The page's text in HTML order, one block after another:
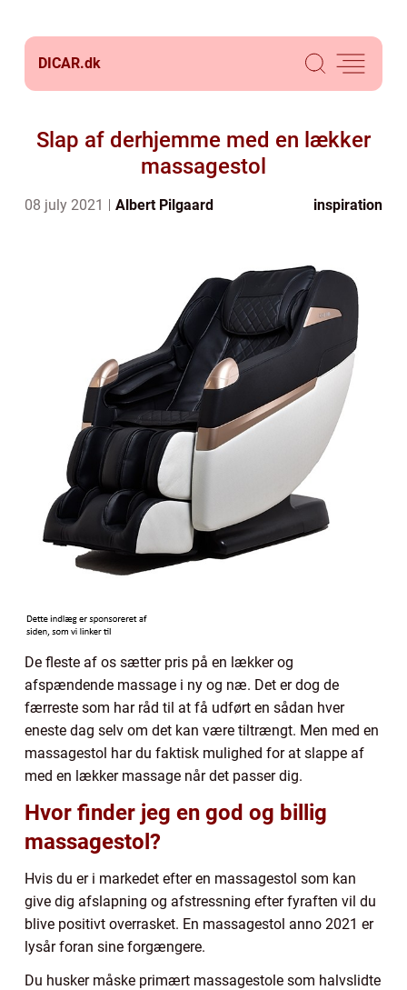
DICAR.dk
Slap af derhjemme med en lækker
massagestol
08 july 2021 Albert Pilgaard inspiration
De fleste af os sætter pris på en lækker og
afspændende massage i ny og næ. Det er dog de
færreste som har råd til at få udført en sådan hver
eneste dag selv om det kan være tiltrængt. Men med en
massagestol har du faktisk mulighed for at slappe af
med en lækker massage når det passer dig.
Hvor finder jeg en god og billig
massagestol?
Hvis du er i markedet efter en massagestol som kan
give dig afslapning og afstressning efter fyraften vil du
blive positivt overrasket. En massagestol anno 2021 er
lysår foran sine forgængere.
Du husker måske primært massagestole som halvslidte